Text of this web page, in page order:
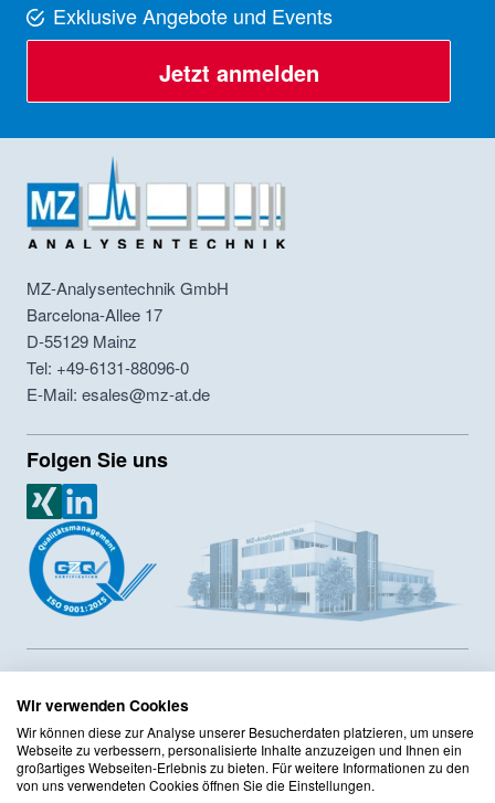
Exklusive Angebote und Events
Jetzt anmelden
MZ-Analysentechnik GmbH
Barcelona-Allee 17
D-55129 Mainz
Tel: +49-6131-88096-0
E-Mail: esales@mz-at.de
Folgen Sie uns
MZ Analysentechnik Xing
MZ Analysentechnik LinkedIn
MZ-Analysentechnik GmbH ist Hersteller von HPLC- und GPC-
Säulen sowie Lieferant von Chromatographiesäulen und
Innerbertriebliches Compliance Programm sowie ein
Qualitätsmanagement mit DIN ISO 9001:2015 Zertifizierung
implementiert. Das Sortiment umfasst mehr als 125 Hersteller
Wir verwenden Cookies
Wir können diese zur Analyse unserer Besucherdaten platzieren, um unsere
Webseite zu verbessern, personalisierte Inhalte anzuzeigen und Ihnen ein
großartiges Webseiten-Erlebnis zu bieten. Für weitere Informationen zu den
von uns verwendeten Cookies öffnen Sie die Einstellungen.